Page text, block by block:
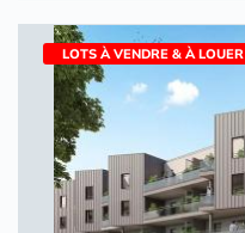
LOTS À VENDRE & À LOUER